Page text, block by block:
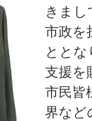
きまし
市政を
とと
支援を
市民皆
界など